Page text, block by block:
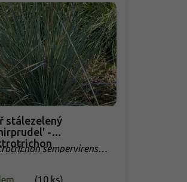
stálezelený
-
sempervirens
(10 ks)